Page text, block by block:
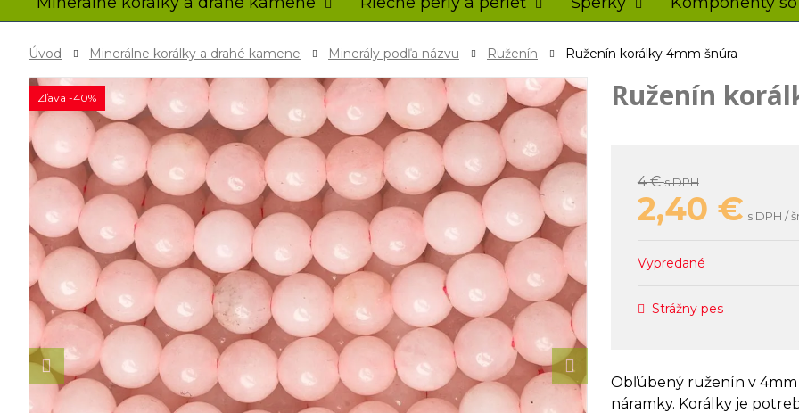
Úvod Minerálne korálky a drahé kamene Minerály podľa názvu Ruženín Ruženín korálky 4mm šnúra
Zľava -40% Ruženín
4 €s DPH
2,40 € s DPH /
Vypredané
Strážny pes
Obľúbený ruženín v 4mm
náramky. Korálky je